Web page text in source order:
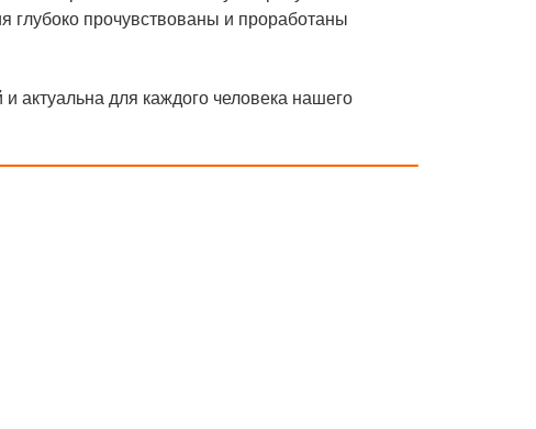
глубоко прочувствованы и проработаны
актуальна для каждого человека нашего